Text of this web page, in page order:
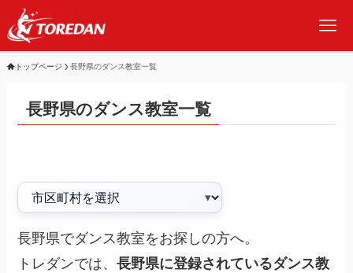
トップページ 長野県のダンス教室一覧
長野県のダンス教室一覧
長野県でダンス教室をお探しの方へ。
トレダンでは、長野県に登録されているダンス教